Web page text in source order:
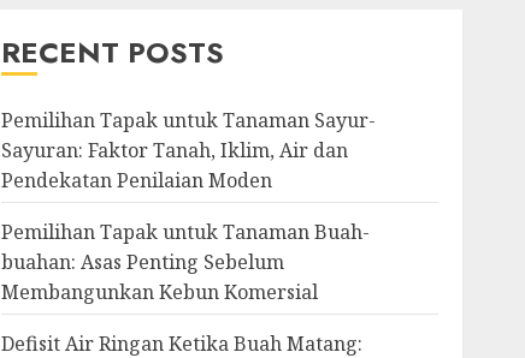
RECENT POSTS
Pemilihan Tapak untuk Tanaman Sayur-
Sayuran: Faktor Tanah, Iklim, Air dan
Pendekatan Penilaian Moden
Pemilihan Tapak untuk Tanaman Buah-
buahan: Asas Penting Sebelum
Membangunkan Kebun Komersial
Defisit Air Ringan Ketika Buah Matang: